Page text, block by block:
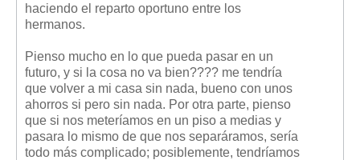
haciendo el reparto oportuno entre los
hermanos.
Pienso mucho en lo que pueda pasar en un
futuro, y si la cosa no va bien???? me tendría
que volver a mi casa sin nada, bueno con unos
ahorros si pero sin nada. Por otra parte, pienso
que si nos meteríamos en un piso a medias y
pasara lo mismo de que nos separáramos, sería
todo más complicado; posiblemente, tendríamos